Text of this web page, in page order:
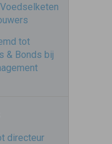
tot
& Bonds bij
directeur